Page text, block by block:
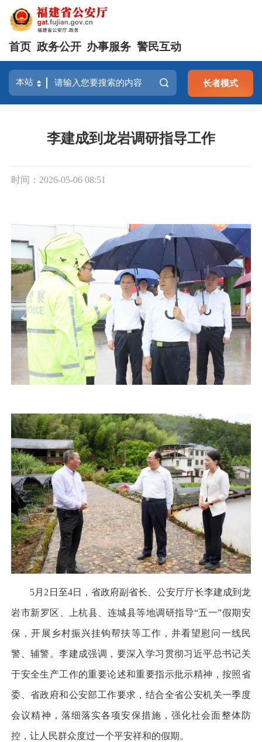
首页 政务公开 办事服务 警民互动
长者模式
李建成到龙岩调研指导工作
时间：2026-05-06 08:51
5月2日至4日，省政府副省长、公安厅厅长李建成到龙
岩市新罗区、上杭县、连城县等地调研指导“五一”假期安
保，开展乡村振兴挂钩帮扶等工作，并看望慰问一线民
警、辅警。李建成强调，要深入学习贯彻习近平总书记关
于安全生产工作的重要论述和重要指示批示精神，按照省
委、省政府和公安部工作要求，结合全省公安机关一季度
会议精神，落细落实各项安保措施，强化社会面整体防
控，让人民群众度过一个平安祥和的假期。